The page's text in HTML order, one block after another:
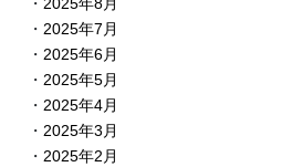
2025年7月
2025年6月
2025年5月
2025年4月
2025年3月
2025年2月